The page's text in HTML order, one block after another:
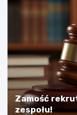
Zamość
zespołu!